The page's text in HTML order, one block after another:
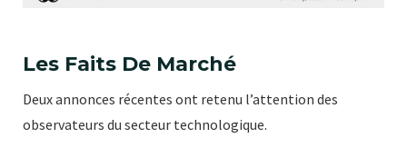
Les Faits De Marché
Deux annonces récentes ont retenu l’attention des
observateurs du secteur technologique.